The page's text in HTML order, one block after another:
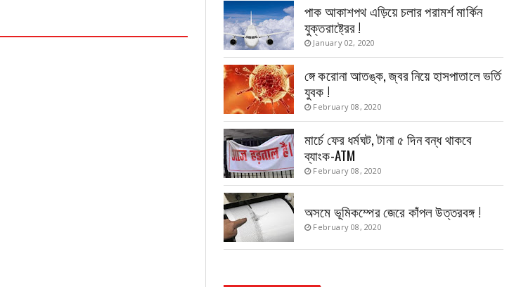
পাক আকাশপথ এড়িয়ে চলার পরামর্শ মার্কিন
যুক্তরাষ্ট্রের !
January 02, 2020
ঙ্গে করোনা আতঙ্ক, জ্বর নিয়ে হাসপাতালে ভর্তি
যুবক !
February 08, 2020
মার্চে ফের ধর্মঘট, টানা ৫ দিন বন্ধ থাকবে
ব্যাংক-ATM
February 08, 2020
অসমে ভূমিকম্পের জেরে কাঁপল উত্তরবঙ্গ !
February 08, 2020